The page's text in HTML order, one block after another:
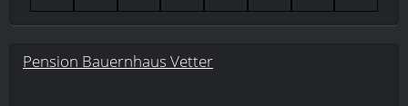
Pension Bauernhaus Vetter